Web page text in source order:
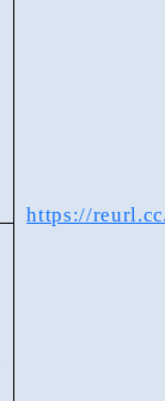
https://